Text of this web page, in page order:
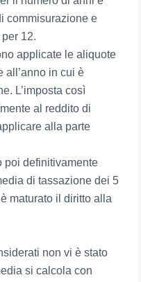
commisurazione e
12.
applicate le aliquote
all’anno in cui è
L’imposta così
al reddito di
alla parte
poi definitivamente
di tassazione dei 5
maturato il diritto alla
non vi è stato
si calcola con